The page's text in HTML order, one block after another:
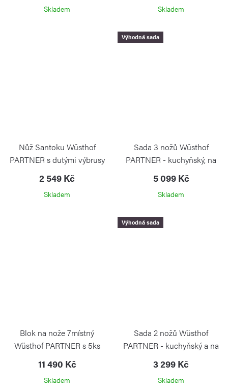
Skladem Skladem
Nůž Santoku Wüsthof
PARTNER s dutými výbrusy
17cm GP
2 549 Kč
Skladem
Výhodná sada
Sada 3 nožů Wüsthof
PARTNER - kuchyňský, na
zeleninu a na chleba GP
5 099 Kč
Skladem
Blok na nože 7místný
Wüsthof PARTNER s 5ks
noži, ocílkou a nůžkami,
černý GP
WÜSTHOF
11 490 Kč
Skladem
Výhodná sada
Sada 2 nožů Wüsthof
PARTNER - kuchyňský a na
zeleninu GP
3 299 Kč
Skladem